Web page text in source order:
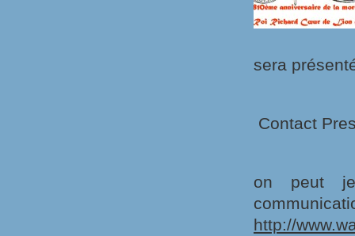
sera
Contact
on peut
http://